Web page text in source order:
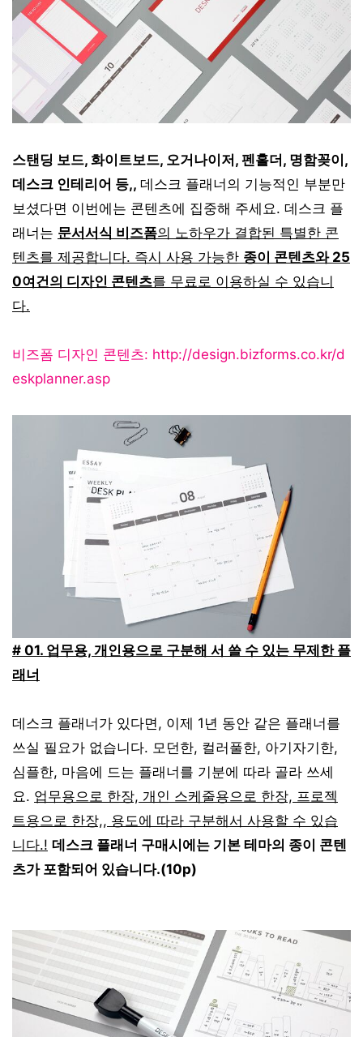
스탠딩 보드, 화이트보드, 오거나이저, 펜홀더, 명함꽂이,
데스크 인테리어 등,, 데스크 플래너의 기능적인 부분만
보셨다면 이번에는 콘텐츠에 집중해 주세요. 데스크 플
래너는 문서서식 비즈폼의 노하우가 결합된 특별한 콘
텐츠를 제공합니다. 즉시 사용 가능한 종이 콘텐츠와 25
0여건의 디자인 콘텐츠를 무료로 이용하실 수 있습니
다.
비즈폼 디자인 콘텐츠: http://design.bizforms.co.kr/d
eskplanner.asp
# 01. 업무용, 개인용으로 구분해 서 쓸 수 있는 무제한 플
래너
데스크 플래너가 있다면, 이제 1년 동안 같은 플래너를
쓰실 필요가 없습니다. 모던한, 컬러풀한, 아기자기한,
심플한, 마음에 드는 플래너를 기분에 따라 골라 쓰세
요. 업무용으로 한장, 개인 스케줄용으로 한장, 프로젝
트용으로 한장,, 용도에 따라 구분해서 사용할 수 있습
니다.! 데스크 플래너 구매시에는 기본 테마의 종이 콘텐
츠가 포함되어 있습니다.(10p)